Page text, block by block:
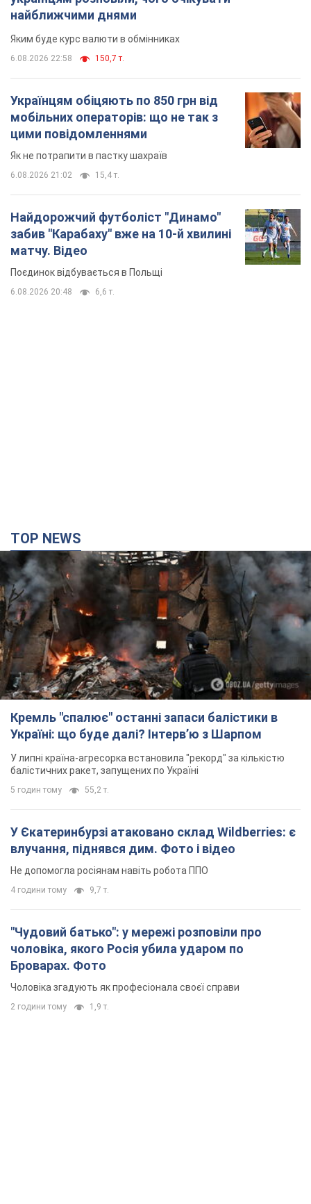
найближчими днями
Яким буде курс валюти в обмінниках
6.08.2026 22:58 150,7 т.
Українцям обіцяють по 850 грн від
мобільних операторів: що не так з
цими повідомленнями
Як не потрапити в пастку шахраїв
6.08.2026 21:02 15,4 т.
Найдорожчий футболіст "Динамо"
забив "Карабаху" вже на 10-й хвилині
матчу. Відео
Поєдинок відбувається в Польщі
6.08.2026 20:48 6,6 т.
TOP NEWS
Кремль "спалює" останні запаси балістики в
Україні: що буде далі? Інтерв’ю з Шарпом
У липні країна-агресорка встановила "рекорд" за кількістю
балістичних ракет, запущених по Україні
5 годин тому 55,2 т.
У Єкатеринбурзі атаковано склад Wildberries: є
влучання, піднявся дим. Фото і відео
Не допомогла росіянам навіть робота ППО
4 години тому 9,7 т.
"Чудовий батько": у мережі розповіли про
чоловіка, якого Росія убила ударом по
Броварах. Фото
Чоловіка згадують як професіонала своєї справи
2 години тому 1,9 т.